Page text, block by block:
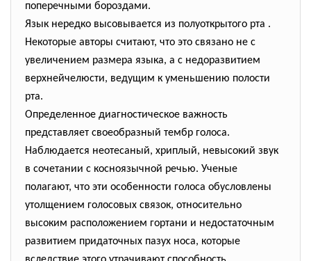
поперечными бороздами.
Язык нередко высовывается из полуоткрытого рта .
Некоторые авторы считают, что это связано не с
увеличением размера языка, а с недоразвитием
верхнейчелюсти, ведущим к уменьшению полости
рта.
Определенное диагностическое важность
представляет своеобразный тембр голоса.
Наблюдается неотесаный, хриплый, невысокий звук
в сочетании с косноязычной речью. Ученые
полагают, что эти особенности голоса обусловлены
утолщением голосовых связок, относительно
высоким расположением гортани и недостаточным
развитием придаточных пазух носа, которые